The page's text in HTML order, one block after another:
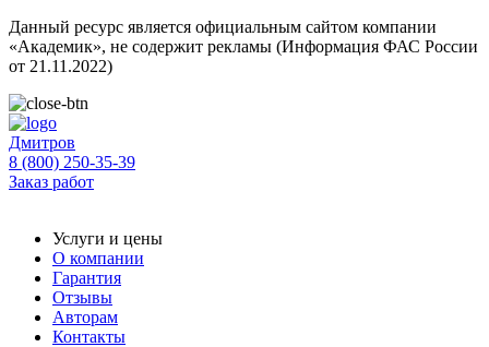
Данный ресурс является официальным сайтом компании
«Академик», не содержит рекламы (Информация ФАС России
от 21.11.2022)
Дмитров
8 (800) 250-35-39
Заказ работ
Услуги и цены
О компании
Гарантия
Отзывы
Авторам
Контакты